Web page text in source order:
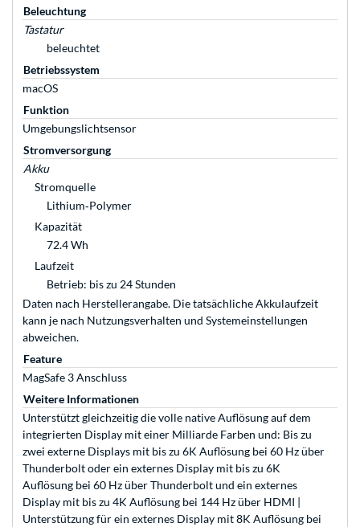
Beleuchtung
Tastatur
beleuchtet
Betriebssystem
macOS
Funktion
Umgebungslichtsensor
Stromversorgung
Akku
Stromquelle
Lithium‑Polymer
Kapazität
72.4 Wh
Laufzeit
Betrieb: bis zu 24 Stunden
Daten nach Herstellerangabe. Die tatsächliche Akkulaufzeit
kann je nach Nutzungsverhalten und Systemeinstellungen
abweichen.
Feature
MagSafe 3 Anschluss
Weitere Informationen
Unterstützt gleichzeitig die volle native Auflösung auf dem
integrierten Display mit einer Milliarde Farben und: Bis zu
zwei externe Displays mit bis zu 6K Auflösung bei 60 Hz über
Thunderbolt oder ein externes Display mit bis zu 6K
Auflösung bei 60 Hz über Thunderbolt und ein externes
Display mit bis zu 4K Auflösung bei 144 Hz über HDMI |
Unterstützung für ein externes Display mit 8K Auflösung bei